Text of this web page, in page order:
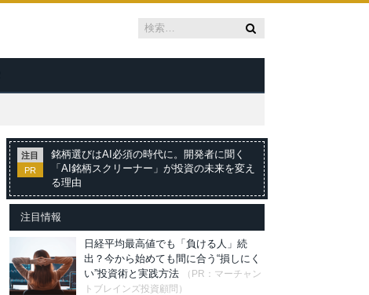
注目
PR
銘柄選びはAI必須の時代に。開発者に聞く
「AI銘柄スクリーナー」が投資の未来を変え
る理由
注目情報
日経平均最高値でも「負ける人」続
出？今から始めても間に合う“損しにく
い”投資術と実践方法
（PR：マーチャン
トブレインズ投資顧問）